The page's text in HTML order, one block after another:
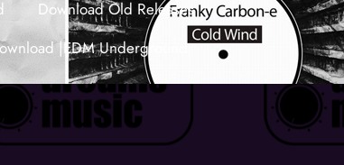
Download Old Releases
|EDM Underground